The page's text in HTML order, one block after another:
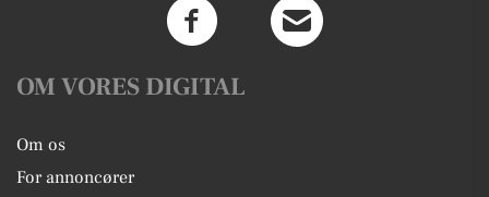
OM VORES DIGITAL
Om os
For annoncører